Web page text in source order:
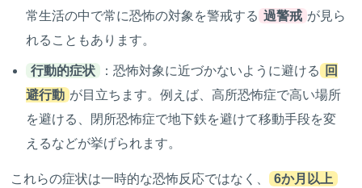
常生活の中で常に恐怖の対象を警戒する 過警戒 が見ら
れることもあります。
行動的症状 ：恐怖対象に近づかないように避ける 回
避行動 が目立ちます。例えば、高所恐怖症で高い場所
を避ける、閉所恐怖症で地下鉄を避けて移動手段を変
えるなどが挙げられます。
これらの症状は一時的な恐怖反応ではなく、 6か月以上